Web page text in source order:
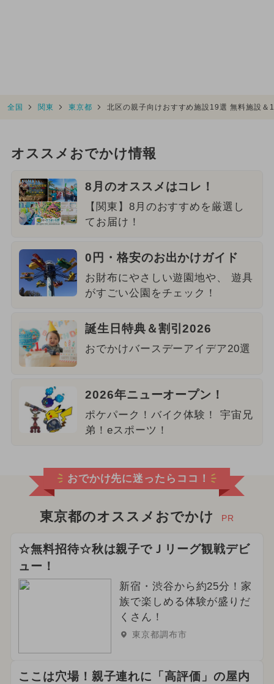
全国 関東 東京都 北区の親子向けおすすめ施設19選 無料施設＆
オススメおでかけ情報
8月のオススメはコレ！
【関東】8月のおすすめを厳選し
てお届け！
0円・格安のお出かけガイド
お財布にやさしい遊園地や、 遊具
がすごい公園をチェック！
誕生日特典＆割引2026
おでかけバースデーアイデア20選
2026年ニューオープン！
ポケパーク！バイク体験！ 宇宙兄
弟！eスポーツ！
おでかけ先に迷ったらココ！
東京都のオススメおでかけ PR
☆無料招待☆秋は親子でＪリーグ観戦デビ
ュー！
新宿・渋谷から約25分！家
族で楽しめる体験が盛りだ
くさん！
東京都調布市
ここは穴場！親子連れに「高評価」の屋内